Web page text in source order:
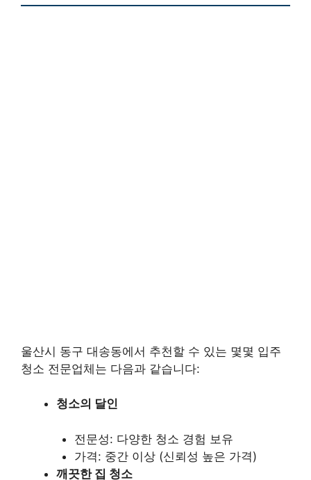
울산시 동구 대송동에서 추천할 수 있는 몇몇 입주
청소 전문업체는 다음과 같습니다:
청소의 달인
전문성: 다양한 청소 경험 보유
가격: 중간 이상 (신뢰성 높은 가격)
깨끗한 집 청소